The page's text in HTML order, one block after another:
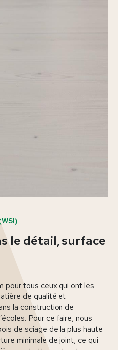
le détail, surface
pour tous ceux qui ont les
de qualité et
la construction de
Pour ce faire, nous
de sciage de la plus haute
minimale de joint, ce qui